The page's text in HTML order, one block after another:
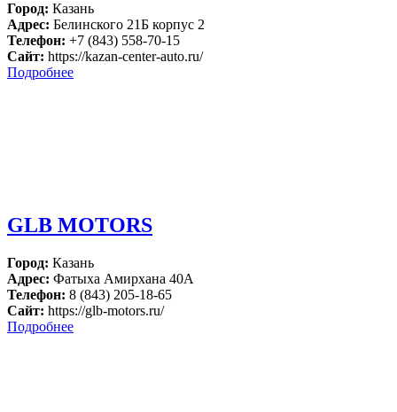
Город: Казань
Адрес: Белинского 21Б корпус 2
Телефон: +7 (843) 558-70-15
Сайт: https://kazan-center-auto.ru/
Подробнее
GLB MOTORS
Город: Казань
Адрес: Фатыха Амирхана 40А
Телефон: 8 (843) 205-18-65
Сайт: https://glb-motors.ru/
Подробнее